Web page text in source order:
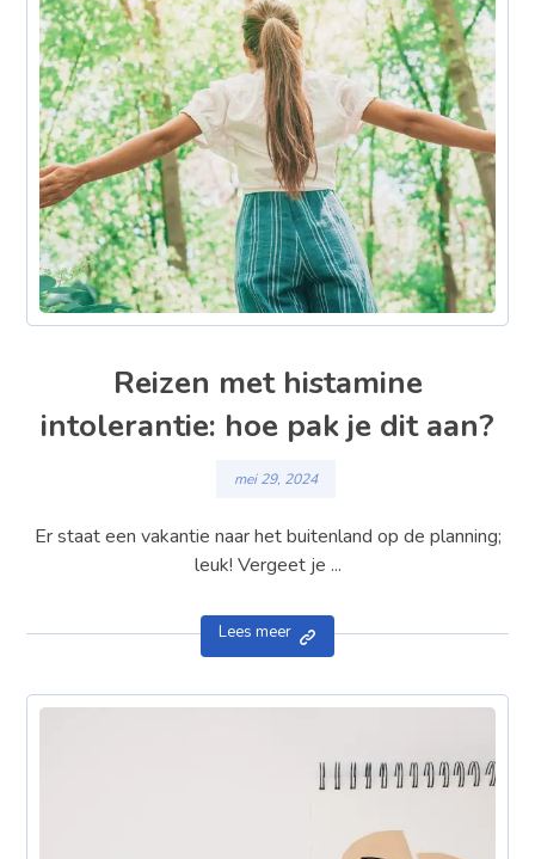
Reizen met histamine
intolerantie: hoe pak je dit aan?
mei 29, 2024
Er staat een vakantie naar het buitenland op de planning;
leuk! Vergeet je ...
Lees meer